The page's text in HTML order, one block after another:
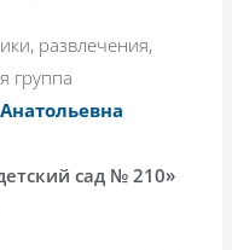
развлечения,
группа
сад № 210»